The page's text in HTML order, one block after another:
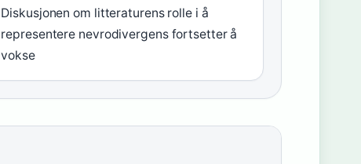
Diskusjonen om litteraturens rolle i å
representere nevrodivergens fortsetter å
vokse